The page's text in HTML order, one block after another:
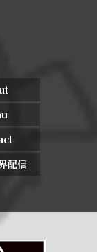
配信